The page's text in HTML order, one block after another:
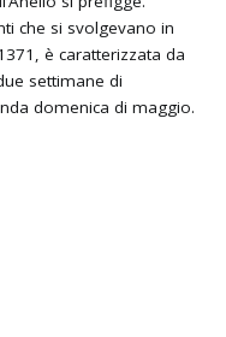
che si svolgevano in
è caratterizzata da
settimane di
domenica di maggio.